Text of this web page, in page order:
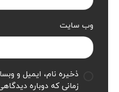
وب‌ سایت
ذخیره نام، ایمیل و
زمانی که دوباره